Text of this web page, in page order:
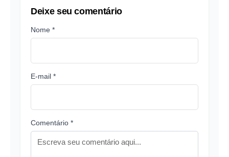
Deixe seu comentário
Nome *
E-mail *
Comentário *